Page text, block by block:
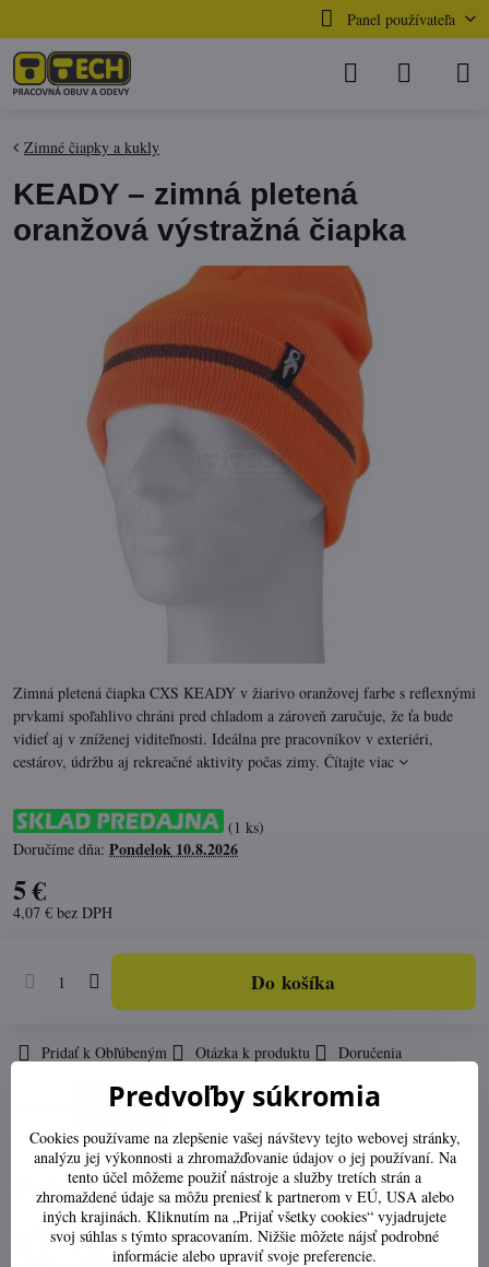
Panel používateľa
Zimné čiapky a kukly
KEADY – zimná pletená
oranžová výstražná čiapka
Zimná pletená čiapka CXS KEADY v žiarivo oranžovej farbe s reflexnými
prvkami spoľahlivo chráni pred chladom a zároveň zaručuje, že ťa bude
vidieť aj v zníženej viditeľnosti. Ideálna pre pracovníkov v exteriéri,
cestárov, údržbu aj rekreačné aktivity počas zimy. Čítajte viac
(1 ks)
Doručíme dňa: Pondelok 10.8.2026
5 €
4,07 € bez DPH
Do košíka
Pridať k Obľúbeným Otázka k produktu Doručenia
Potrebujete poradiť?
0903547859
Po-Pia 07:30-16:00
Predvoľby súkromia
Cookies používame na zlepšenie vašej návštevy tejto webovej stránky,
analýzu jej výkonnosti a zhromažďovanie údajov o jej používaní. Na
tento účel môžeme použiť nástroje a služby tretích strán a
zhromaždené údaje sa môžu preniesť k partnerom v EÚ, USA alebo
iných krajinách. Kliknutím na „Prijať všetky cookies“ vyjadrujete
svoj súhlas s týmto spracovaním. Nižšie môžete nájsť podrobné
informácie alebo upraviť svoje preferencie.